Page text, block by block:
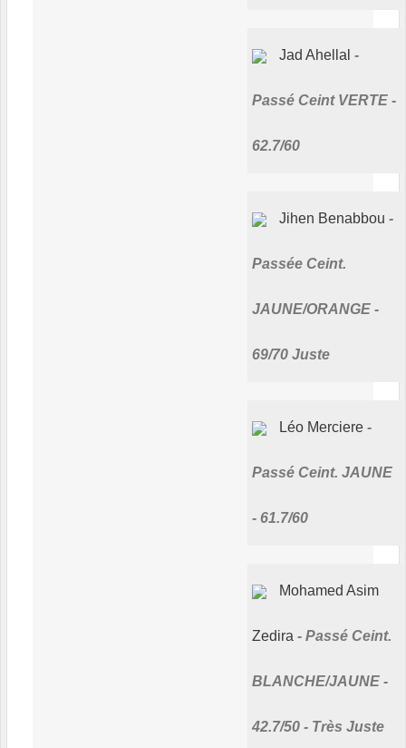
Jad Ahellal
Passé Ceint VERTE -
62.7/60
Jihen Benabbou
Passée Ceint.
JAUNE/ORANGE -
69/70 Juste
Léo Merciere
Passé Ceint. JAUNE
- 61.7/60
Mohamed Asim
Zedira Passé Ceint.
BLANCHE/JAUNE -
42.7/50 - Très Juste